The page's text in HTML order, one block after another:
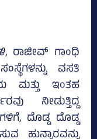
ರಾಜೀವ್ ಗಾಂಧಿ
ವಸತಿ
ಮತ್ತು ಇಂತಹ
ನೀಡುತ್ತಿದ್ದ
ದೊಡ್ಡ ದೊಡ್ಡ